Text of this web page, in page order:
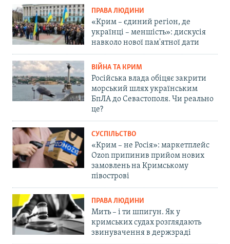
ПРАВА ЛЮДИНИ
«Крим – єдиний регіон, де
українці – меншість»: дискусія
навколо нової пам'ятної дати
ВІЙНА ТА КРИМ
Російська влада обіцяє закрити
морський шлях українським
БпЛА до Севастополя. Чи реально
це?
СУСПІЛЬСТВО
«Крим – не Росія»: маркетплейс
Ozon припинив прийом нових
замовлень на Кримському
півострові
ПРАВА ЛЮДИНИ
Мить – і ти шпигун. Як у
кримських судах розглядають
звинувачення в держзраді